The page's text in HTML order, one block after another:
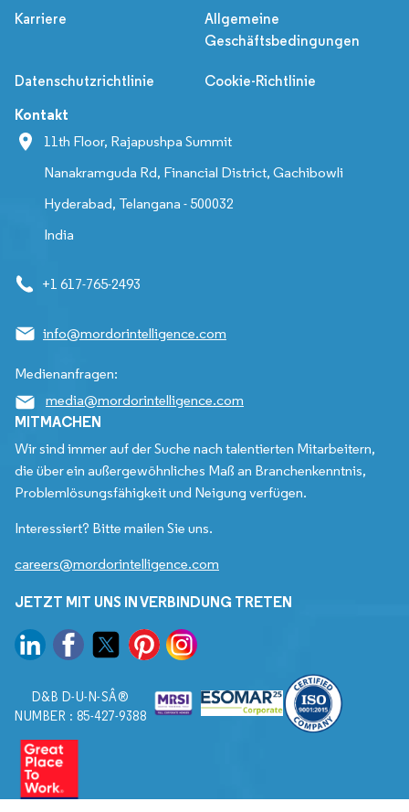
Karriere
Allgemeine
Geschäftsbedingungen
Datenschutzrichtlinie Cookie-Richtlinie
Kontakt
11th Floor, Rajapushpa Summit
Nanakramguda Rd, Financial District, Gachibowli
Hyderabad, Telangana - 500032
India
+1 617-765-2493
info@mordorintelligence.com
Medienanfragen:
media@mordorintelligence.com
MITMACHEN
Wir sind immer auf der Suche nach talentierten Mitarbeitern,
die über ein außergewöhnliches Maß an Branchenkenntnis,
Problemlösungsfähigkeit und Neigung verfügen.
Interessiert? Bitte mailen Sie uns.
careers@mordorintelligence.com
JETZT MIT UNS IN VERBINDUNG TRETEN
D&B D-U-N-SÂ®
NUMBER : 85-427-9388